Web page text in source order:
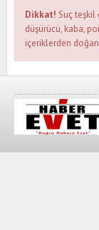
Dikkat! Suç teşkil
düşürücü, kaba,
içeriklerden